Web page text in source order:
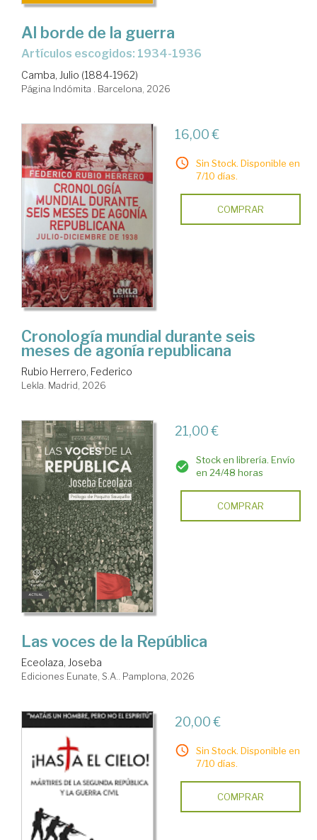
Al borde de la guerra
Artículos escogidos: 1934-1936
Camba, Julio (1884-1962)
Página Indómita . Barcelona, 2026
16,00 €
Sin Stock. Disponible en
7/10 días.
COMPRAR
Cronología mundial durante seis
meses de agonía republicana
Rubio Herrero, Federico
Lekla. Madrid, 2026
21,00 €
Stock en librería. Envío
en 24/48 horas
COMPRAR
Las voces de la República
Eceolaza, Joseba
Ediciones Eunate, S.A.. Pamplona, 2026
20,00 €
Sin Stock. Disponible en
7/10 días.
COMPRAR